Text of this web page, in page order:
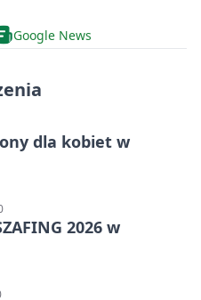
Google News
dla kobiet w
2026 w